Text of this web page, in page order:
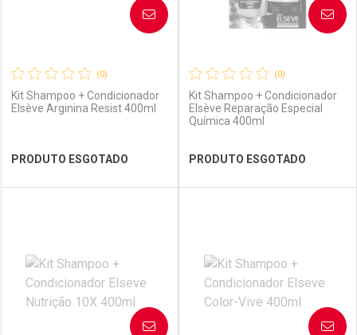
Ver Desconto Convênio Ver Desconto Convênio
(0)
Kit Shampoo + Condicionador
Elsève Arginina Resist 400ml
PRODUTO ESGOTADO
AVISE-ME
Laboratório
Por Menos
(0)
Kit Shampoo + Condicionador
Elsève Reparação Especial
Química 400ml
PRODUTO ESGOTADO
AVISE-ME
Laboratório
Por Menos
AVISE-ME AVISE-ME